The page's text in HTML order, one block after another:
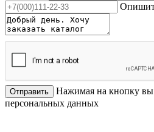
Отправить
Нажимая на кнопку вы
персональных данных